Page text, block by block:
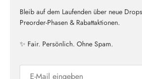
Bleib auf dem Laufenden über neue
Preorder-Phasen & Rabattaktionen.
✨ Fair. Persönlich. Ohne Spam.